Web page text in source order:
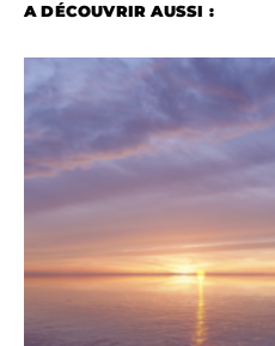
A DÉCOUVRIR AUSSI :